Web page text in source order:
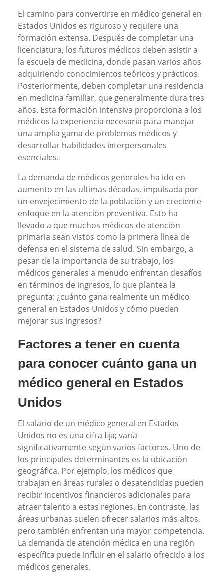
El camino para convertirse en médico general en
Estados Unidos es riguroso y requiere una
formación extensa. Después de completar una
licenciatura, los futuros médicos deben asistir a
la escuela de medicina, donde pasan varios años
adquiriendo conocimientos teóricos y prácticos.
Posteriormente, deben completar una residencia
en medicina familiar, que generalmente dura tres
años. Esta formación intensiva proporciona a los
médicos la experiencia necesaria para manejar
una amplia gama de problemas médicos y
desarrollar habilidades interpersonales
esenciales.
La demanda de médicos generales ha ido en
aumento en las últimas décadas, impulsada por
un envejecimiento de la población y un creciente
enfoque en la atención preventiva. Esto ha
llevado a que muchos médicos de atención
primaria sean vistos como la primera línea de
defensa en el sistema de salud. Sin embargo, a
pesar de la importancia de su trabajo, los
médicos generales a menudo enfrentan desafíos
en términos de ingresos, lo que plantea la
pregunta: ¿cuánto gana realmente un médico
general en Estados Unidos y cómo pueden
mejorar sus ingresos?
Factores a tener en cuenta
para conocer cuánto gana un
médico general en Estados
Unidos
El salario de un médico general en Estados
Unidos no es una cifra fija; varía
significativamente según varios factores. Uno de
los principales determinantes es la ubicación
geográfica. Por ejemplo, los médicos que
trabajan en áreas rurales o desatendidas pueden
recibir incentivos financieros adicionales para
atraer talento a estas regiones. En contraste, las
áreas urbanas suelen ofrecer salarios más altos,
pero también enfrentan una mayor competencia.
La demanda de atención médica en una región
específica puede influir en el salario ofrecido a los
médicos generales.